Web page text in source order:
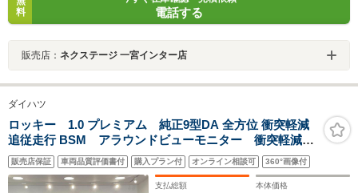
料
電話する
販売店： ネクステージ 一宮インター店
ダイハツ
ロッキー 1.0 プレミアム 純正9型DA 全方位 衝突軽減
追従走行 BSM アラウンドビューモニター 衝突軽減
レーダークルーズコントロール ブラインドスポットモ
ニター シートヒーター ETC ソナー LEDヘッドラ
イト ドラレコ
販売店保証 車両品質評価書付 購入プラン付 オンライン相談可 360°画像付
支払総額 本体価格